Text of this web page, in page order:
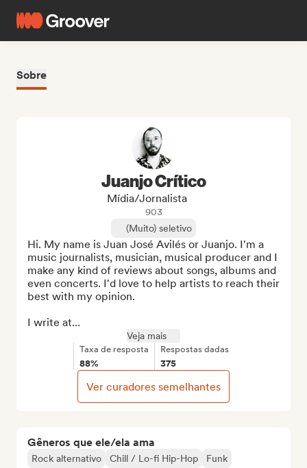
Sobre
Gêneros que ele/ela ama
Rock alternativo Chill / Lo-fi Hip-Hop
Funk
Juanjo Crítico
Mídia/Jornalista
903
(Muito) seletivo
Hi. My name is Juan José Avilés or Juanjo. I'm a
music journalists, musician, musical producer and I
make any kind of reviews about songs, albums and
even concerts. I'd love to help artists to reach their
best with my opinion.
I write at...
Veja mais
Taxa de resposta
88%
Respostas dadas
375
Ver curadores semelhantes